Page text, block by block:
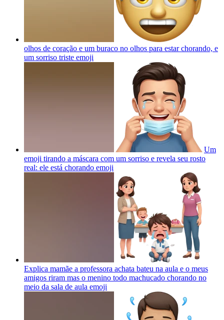
olhos de coração e um buraco no olhos para estar chorando, e
um sorriso triste emoji
Um
emoji tirando a máscara com um sorriso e revela seu rosto
real: ele está chorando emoji
Explica mamãe a professora achata bateu na aula e o meus
amigos riram mas o menino todo machucado chorando no
meio da sala de aula emoji